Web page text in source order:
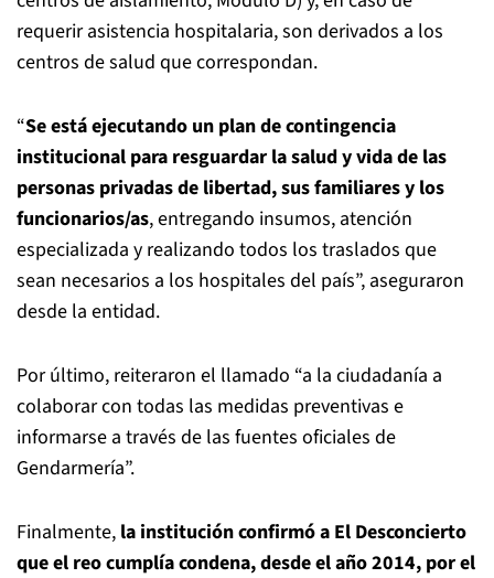
requerir asistencia hospitalaria, son derivados a los
centros de salud que correspondan.
“Se está ejecutando un plan de contingencia
institucional para resguardar la salud y vida de las
personas privadas de libertad, sus familiares y los
funcionarios/as, entregando insumos, atención
especializada y realizando todos los traslados que
sean necesarios a los hospitales del país”, aseguraron
desde la entidad.
Por último, reiteraron el llamado “a la ciudadanía a
colaborar con todas las medidas preventivas e
informarse a través de las fuentes oficiales de
Gendarmería”.
Finalmente, la institución confirmó a El Desconcierto
que el reo cumplía condena, desde el año 2014, por el